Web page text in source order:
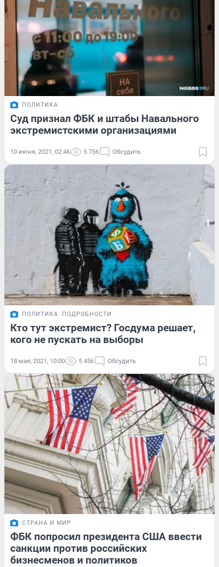
ПОЛИТИКА
Суд признал ФБК и штабы Навального
экстремистскими организациями
10 июня, 2021, 02:46 5 756 Обсудить
ПОЛИТИКА ПОДРОБНОСТИ
Кто тут экстремист? Госдума решает,
кого не пускать на выборы
18 мая, 2021, 10:00 5 456 Обсудить
СТРАНА И МИР
ФБК попросил президента США ввести
санкции против российских
бизнесменов и политиков